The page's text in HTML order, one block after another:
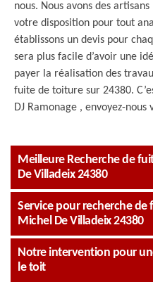
nous. Nous avons des
votre disposition pour tout
établissons un devis pour
sera plus facile d’avoir une
payer la réalisation des
fuite de toiture sur 24380.
DJ Ramonage , envoyez-
Meilleure Recherche de
De Villadeix 24380
Service pour recherche de
Michel De Villadeix 24380
Notre intervention pour
le toit